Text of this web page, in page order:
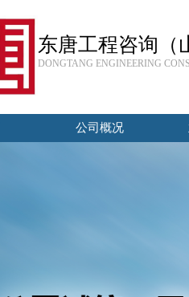
东唐工程咨询（
DONGTANG ENGINEERING
公司概况